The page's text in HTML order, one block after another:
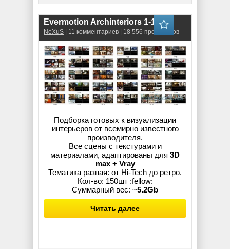
Evermotion Archinteriors 1-15
NeXuS | 11 комментариев | 18 556 просмотров
Подборка готовых к визуализации
интерьеров от всемирно известного
производителя.
Все сцены с текстурами и
материалами, адаптированы для 3D
max + Vray
Тематика разная: от Hi-Tech до ретро.
Кол-во: 150шт :fellow:
Суммарный вес: ~5.2Gb
Читать далее